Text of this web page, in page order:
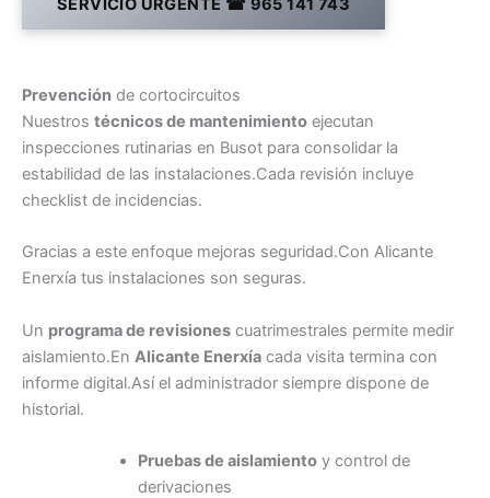
SERVICIO URGENTE ☎ 965 141 743
Prevención de cortocircuitos
Nuestros técnicos de mantenimiento ejecutan
inspecciones rutinarias en Busot para consolidar la
estabilidad de las instalaciones.Cada revisión incluye
checklist de incidencias.
Gracias a este enfoque mejoras seguridad.Con Alicante
Enerxía tus instalaciones son seguras.
Un programa de revisiones cuatrimestrales permite medir
aislamiento.En Alicante Enerxía cada visita termina con
informe digital.Así el administrador siempre dispone de
historial.
Pruebas de aislamientoy control de
derivaciones